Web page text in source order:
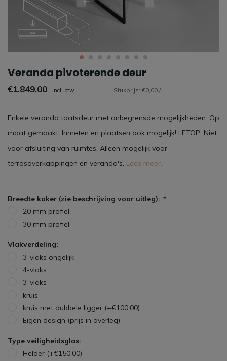
Veranda pivoterende deur
€1.849,00 Incl. btw Stukprijs: €0,00 /
Enkele veranda taatsdeur met onbegrensde mogelijkheden. Op
maat gemaakt. Inmeten en plaatsen ook mogelijk! LETOP: Niet
voor afsluiting van ruimtes. Alleen mogelijk voor
terrasoverkappingen en veranda's. Lees meer..
Breedte koker (zie beschrijving voor uitleg): *
20 mm profiel
30 mm profiel
Vlakverdeling:
3-vlaks ongelijk
4-vlaks
3-vlaks
kruis
kruis met dubbele ligger (+€100,00)
Eigen design (prijs in overleg)
Type veiligheidsglas:
Helder (+€150,00)